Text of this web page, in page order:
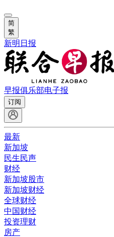
简
繁
新明日报
早报俱乐部电子报
订阅
最新
新加坡
民生民声
财经
新加坡股市
新加坡财经
全球财经
中国财经
投资理财
房产